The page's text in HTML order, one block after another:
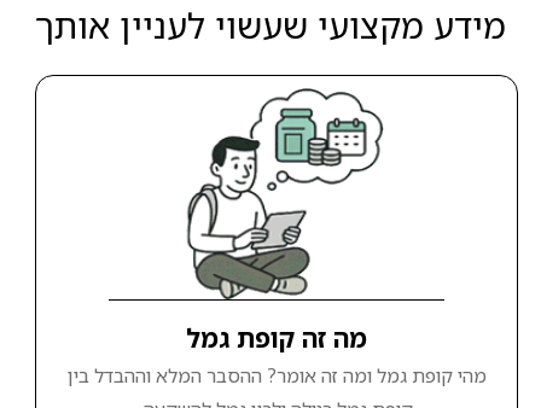
מידע מקצועי שעשוי לעניין אותך
מה זה קופת גמל
מהי קופת גמל ומה זה אומר? ההסבר המלא וההבדל בין